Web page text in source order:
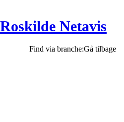
Roskilde Netavis
Find via branche:Gå tilbage